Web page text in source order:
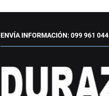
ENVÍA INFORMACIÓN: 099 961 044